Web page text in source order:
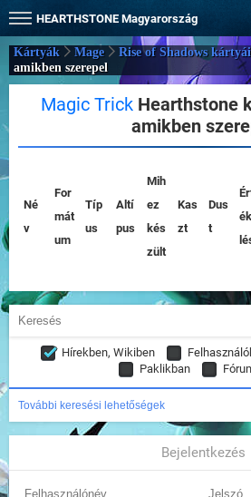
HEARTHSTONE Magyarország
Kártyák Mage Rise of Shadows kártyái
amikben szerepel
Magic TrickHearthstone
amikben
Né
v
For
mát
um
Típ
us
Altí
pus
Mih
ez
kés
zült
Kas
zt
Dus
t
Hírekben, Wikiben
Paklikban
További keresési lehetőségek
Bejelentkezés